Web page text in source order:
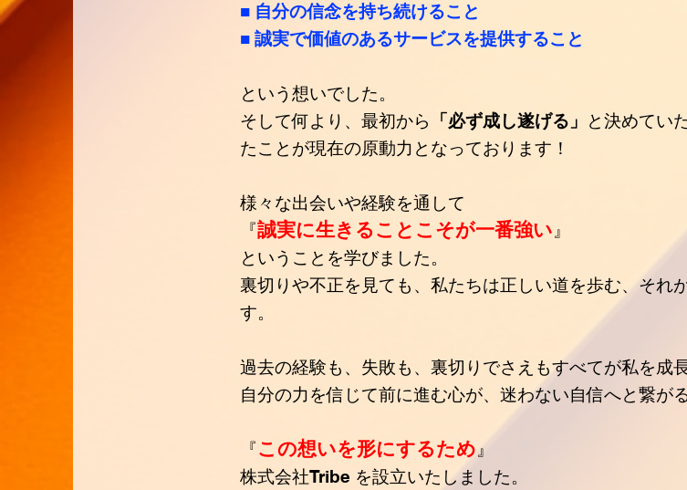
■ 自分の信念を持ち続けること
■ 誠実で価値のあるサービスを提供すること
という想いでした。
そして何より、最初から
「必ず成し遂げる」 と決めてい
たことが現在の原動力となっております！
様々な出会いや経験を通して
『誠実に生きることこそが一番強い 』
ということを学びました。
裏切りや不正を見ても、私たちは正しい道を歩む、 それ
す。
過去の経験も、失敗も、裏切りでさえもすべてが私を成
自分の力を信じて前に進む心が、迷わない自信へと繋が
『この想いを形にするため 』
株式会社Tribe を設立いたしました。